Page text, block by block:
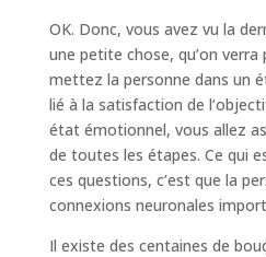
OK. Donc, vous avez vu la
une petite chose, qu’on verra
mettez la personne dans un
lié à la satisfaction de
état émotionnel, vous allez
de toutes les étapes. Ce qui
ces questions, c’est que la
connexions neuronales
Il existe des centaines de